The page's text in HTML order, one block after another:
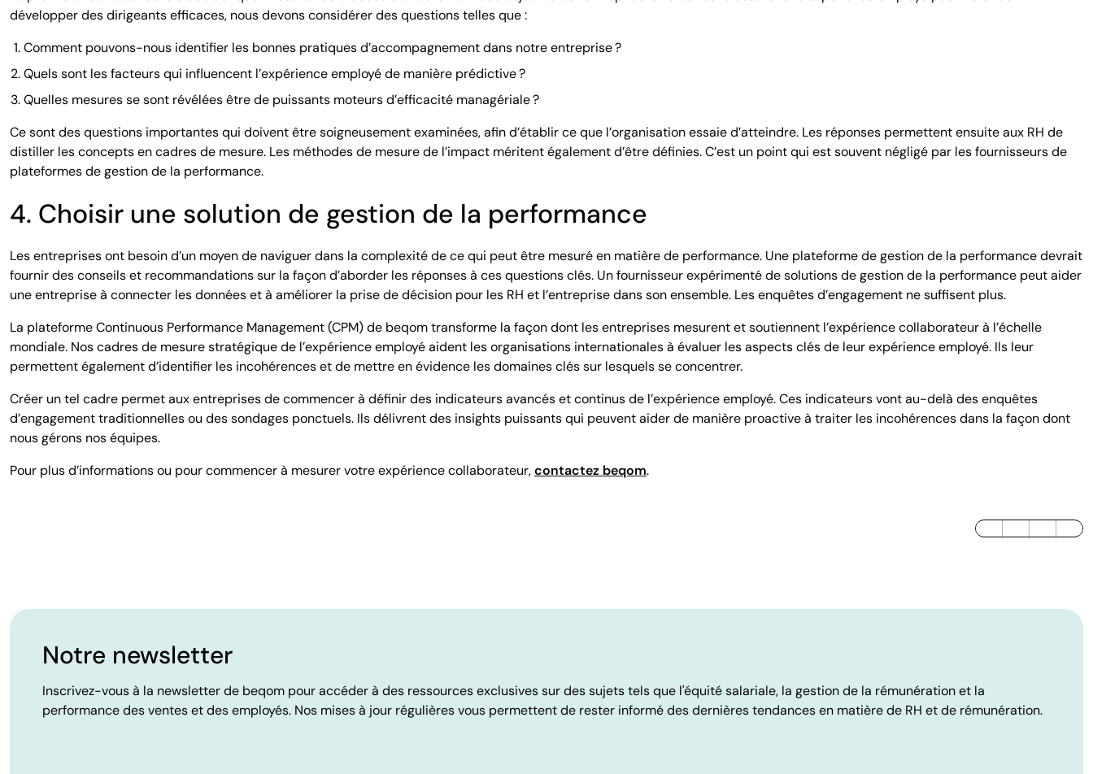
développer des dirigeants efficaces, nous devons considérer des questions telles que :
Comment pouvons-nous identifier les bonnes pratiques d’accompagnement dans notre entreprise ?
Quels sont les facteurs qui influencent l’expérience employé de manière prédictive ?
Quelles mesures se sont révélées être de puissants moteurs d’efficacité managériale ?
Ce sont des questions importantes qui doivent être soigneusement examinées, afin d’établir ce que l’organisation essaie d’atteindre. Les réponses permettent ensuite aux RH de
distiller les concepts en cadres de mesure. Les méthodes de mesure de l’impact méritent également d’être définies. C’est un point qui est souvent négligé par les fournisseurs de
plateformes de gestion de la performance.
4. Choisir une solution de gestion de la performance
Les entreprises ont besoin d’un moyen de naviguer dans la complexité de ce qui peut être mesuré en matière de performance. Une plateforme de gestion de la performance devrait
fournir des conseils et recommandations sur la façon d’aborder les réponses à ces questions clés. Un fournisseur expérimenté de solutions de gestion de la performance peut aider
une entreprise à connecter les données et à améliorer la prise de décision pour les RH et l’entreprise dans son ensemble. Les enquêtes d’engagement ne suffisent plus.
La plateforme Continuous Performance Management (CPM) de beqom transforme la façon dont les entreprises mesurent et soutiennent l’expérience collaborateur à l’échelle
mondiale. Nos cadres de mesure stratégique de l’expérience employé aident les organisations internationales à évaluer les aspects clés de leur expérience employé. Ils leur
permettent également d’identifier les incohérences et de mettre en évidence les domaines clés sur lesquels se concentrer.
Créer un tel cadre permet aux entreprises de commencer à définir des indicateurs avancés et continus de l’expérience employé. Ces indicateurs vont au-delà des enquêtes
d’engagement traditionnelles ou des sondages ponctuels. Ils délivrent des insights puissants qui peuvent aider de manière proactive à traiter les incohérences dans la façon dont
nous gérons nos équipes.
Pour plus d’informations ou pour commencer à mesurer votre expérience collaborateur,contactez beqom.
LinkedInTwitter / XFacebook
Notre newsletter
Inscrivez-vous à la newsletter de beqom pour accéder à des ressources exclusives sur des sujets tels que l'équité salariale, la gestion de la rémunération et la
performance des ventes et des employés. Nos mises à jour régulières vous permettent de rester informé des dernières tendances en matière de RH et de rémunération.